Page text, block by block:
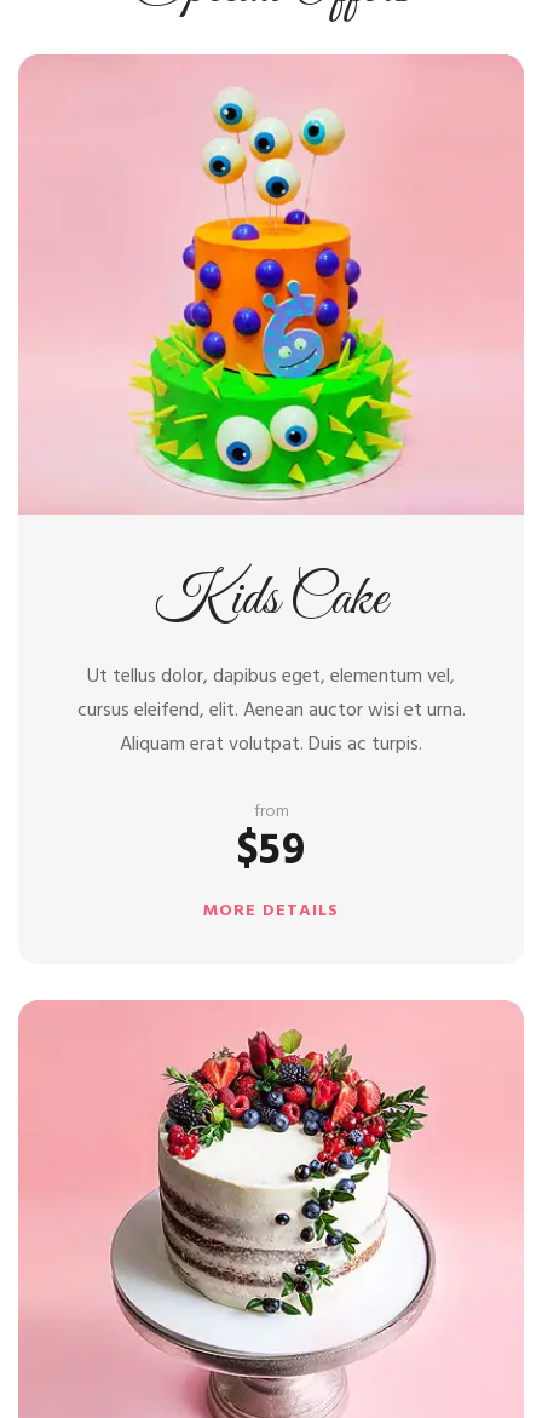
Kids Cake
Ut tellus dolor, dapibus eget, elementum vel,
cursus eleifend, elit. Aenean auctor wisi et urna.
Aliquam erat volutpat. Duis ac turpis.
from
$59
MORE DETAILS